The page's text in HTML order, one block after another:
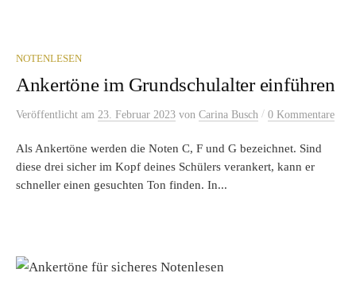
NOTENLESEN
Ankertöne im Grundschulalter einführen
Veröffentlicht am 23. Februar 2023 von Carina Busch / 0 Kommentare
Als Ankertöne werden die Noten C, F und G bezeichnet. Sind
diese drei sicher im Kopf deines Schülers verankert, kann er
schneller einen gesuchten Ton finden. In...